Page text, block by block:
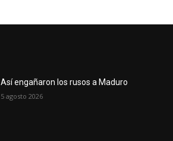
Así engañaron los rusos a Maduro
5 agosto 2026